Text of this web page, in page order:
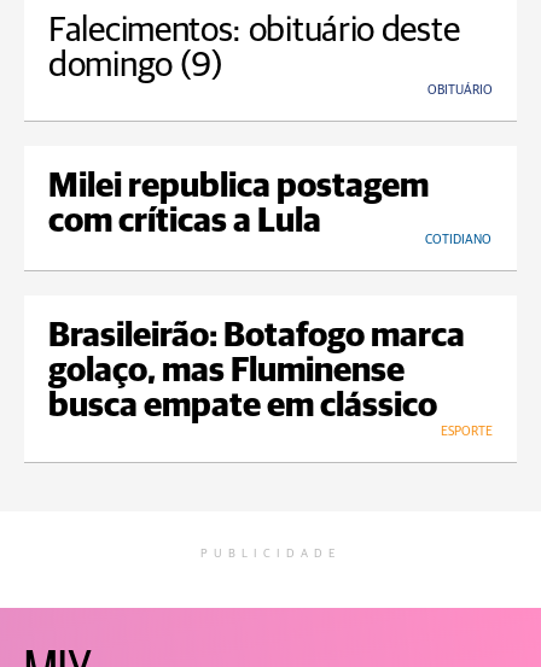
Falecimentos: obituário deste
domingo (9)
OBITUÁRIO
Milei republica postagem
com críticas a Lula
COTIDIANO
Brasileirão: Botafogo marca
golaço, mas Fluminense
busca empate em clássico
ESPORTE
PUBLICIDADE